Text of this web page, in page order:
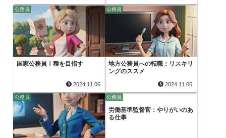
公務員
国家公務員Ⅰ種を目指す
2024.11.06
公務員
地方公務員への転職：リスキリ
ングのススメ
2024.11.06
公務員 公務員
労働基準監督官：やりがいのあ
る仕事